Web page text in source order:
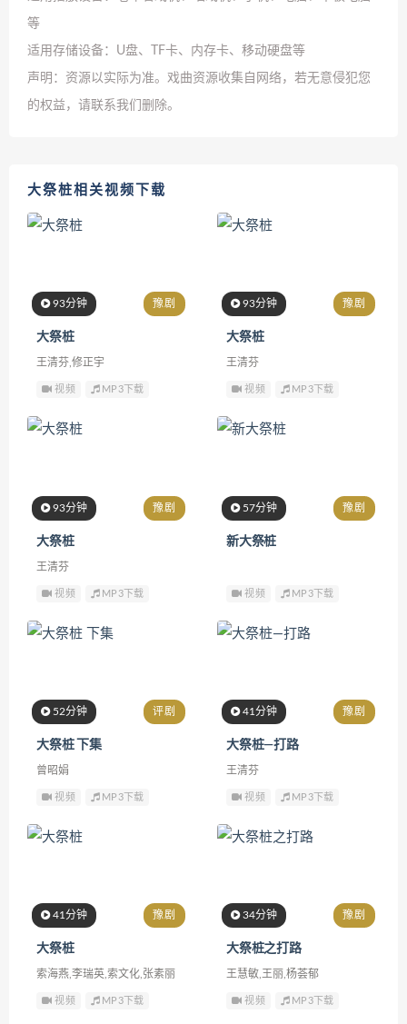
等
适用存储设备：U盘、TF卡、内存卡、移动硬盘等
声明：资源以实际为准。戏曲资源收集自网络，若无意侵犯您
的权益，请联系我们删除。
大祭桩相关视频下载
93分钟 豫剧
大祭桩
王清芬,修正宇
视频 MP3下载
93分钟 豫剧
大祭桩
王清芬
视频 MP3下载
93分钟 豫剧
大祭桩
王清芬
视频 MP3下载
57分钟 豫剧
新大祭桩
视频 MP3下载
52分钟 评剧
大祭桩 下集
曾昭娟
视频 MP3下载
41分钟 豫剧
大祭桩—打路
王清芬
视频 MP3下载
41分钟 豫剧
大祭桩
索海燕,李瑞英,索文化,张素丽
视频 MP3下载
34分钟 豫剧
大祭桩之打路
王慧敏,王丽,杨荟郁
视频 MP3下载